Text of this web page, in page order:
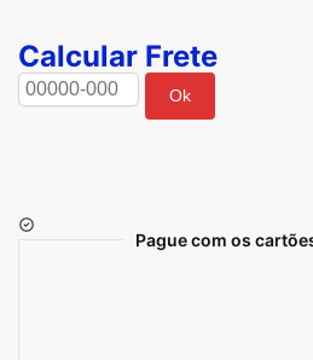
Calcular Frete
Ok
Pague com os